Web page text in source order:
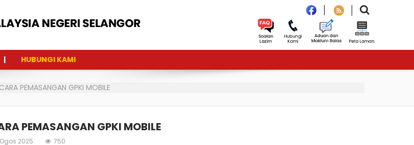
HUBUNGI KAMI
PEMASANGAN GPKI MOBILE
PEMASANGAN GPKI MOBILE
2025 750